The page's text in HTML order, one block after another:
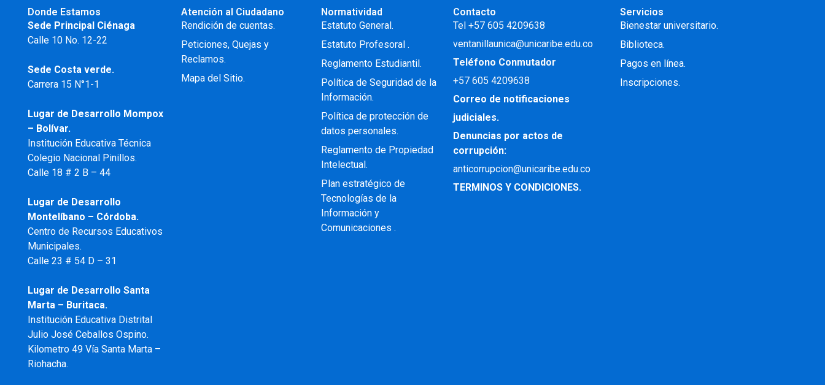
Donde Estamos
Sede Principal Ciénaga
Calle 10 No. 12-22
Sede Costa verde.
Carrera 15 N°1-1
Lugar de Desarrollo Mompox
– Bolívar.
Institución Educativa Técnica
Colegio Nacional Pinillos.
Calle 18 # 2 B – 44
Lugar de Desarrollo
Montelíbano – Córdoba.
Centro de Recursos Educativos
Municipales.
Calle 23 # 54 D – 31
Lugar de Desarrollo Santa
Marta – Buritaca.
Institución Educativa Distrital
Julio José Ceballos Ospino.
Kilometro 49 Vía Santa Marta –
Riohacha.
Atención al Ciudadano
Rendición de cuentas.
Peticiones, Quejas y
Reclamos.
Mapa del Sitio.
Normatividad
Estatuto General.
Estatuto Profesoral .
Reglamento Estudiantil.
Política de Seguridad de la
Información.
Política de protección de
datos personales.
Reglamento de Propiedad
Intelectual.
Plan estratégico de
Tecnologías de la
Información y
Comunicaciones .
Contacto
Tel +57 605 4209638
ventanillaunica@unicaribe.edu.co
Teléfono Conmutador
+57605 4209638
Correo de notificaciones
judiciales.
Denuncias por actos de
corrupción:
anticorrupcion@unicaribe.edu.co
TERMINOS Y CONDICIONES.
Servicios
Bienestar universitario.
Biblioteca.
Pagos en línea.
Inscripciones.